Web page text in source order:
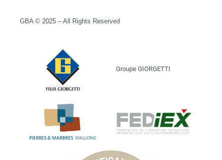
GBA © 2025 – All Rights Reserved
Groupe GIORGETTI